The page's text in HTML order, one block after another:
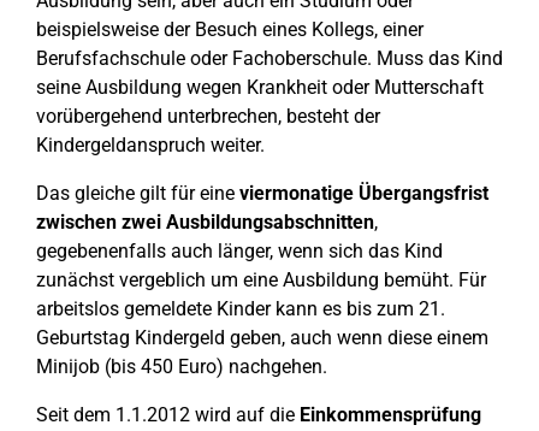
beispielsweise der Besuch eines Kollegs, einer
Berufsfachschule oder Fachoberschule. Muss das Kind
seine Ausbildung wegen Krankheit oder Mutterschaft
vorübergehend unterbrechen, besteht der
Kindergeldanspruch weiter.
Das gleiche gilt für eine viermonatige Übergangsfrist
zwischen zwei Ausbildungsabschnitten,
gegebenenfalls auch länger, wenn sich das Kind
zunächst vergeblich um eine Ausbildung bemüht. Für
arbeitslos gemeldete Kinder kann es bis zum 21.
Geburtstag Kindergeld geben, auch wenn diese einem
Minijob (bis 450 Euro) nachgehen.
Seit dem 1.1.2012 wird auf die Einkommensprüfung